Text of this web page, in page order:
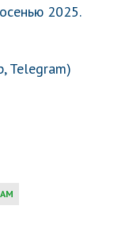
2025.
Telegram)